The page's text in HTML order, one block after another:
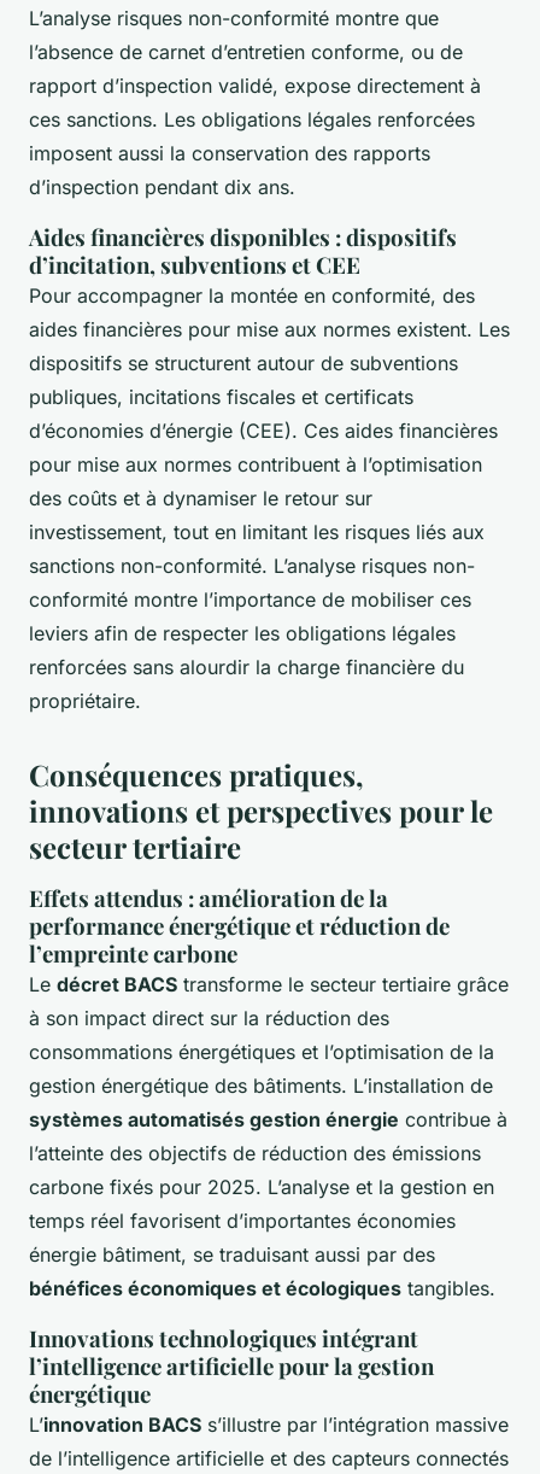
L’analyse risques non-conformité montre que
l’absence de carnet d’entretien conforme, ou de
rapport d’inspection validé, expose directement à
ces sanctions. Les obligations légales renforcées
imposent aussi la conservation des rapports
d’inspection pendant dix ans.
Aides financières disponibles : dispositifs
d’incitation, subventions et CEE
Pour accompagner la montée en conformité, des
aides financières pour mise aux normes existent. Les
dispositifs se structurent autour de subventions
publiques, incitations fiscales et certificats
d’économies d’énergie (CEE). Ces aides financières
pour mise aux normes contribuent à l’optimisation
des coûts et à dynamiser le retour sur
investissement, tout en limitant les risques liés aux
sanctions non-conformité. L’analyse risques non-
conformité montre l’importance de mobiliser ces
leviers afin de respecter les obligations légales
renforcées sans alourdir la charge financière du
propriétaire.
Conséquences pratiques,
innovations et perspectives pour le
secteur tertiaire
Effets attendus : amélioration de la
performance énergétique et réduction de
l’empreinte carbone
Le décret BACS transforme le secteur tertiaire grâce
à son impact direct sur la réduction des
consommations énergétiques et l’optimisation de la
gestion énergétique des bâtiments. L’installation de
systèmes automatisés gestion énergie contribue à
l’atteinte des objectifs de réduction des émissions
carbone fixés pour 2025. L’analyse et la gestion en
temps réel favorisent d’importantes économies
énergie bâtiment, se traduisant aussi par des
bénéfices économiques et écologiques tangibles.
Innovations technologiques intégrant
l’intelligence artificielle pour la gestion
énergétique
L’innovation BACS s’illustre par l’intégration massive
de l’intelligence artificielle et des capteurs connectés